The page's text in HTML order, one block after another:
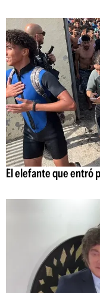
El elefante que entró